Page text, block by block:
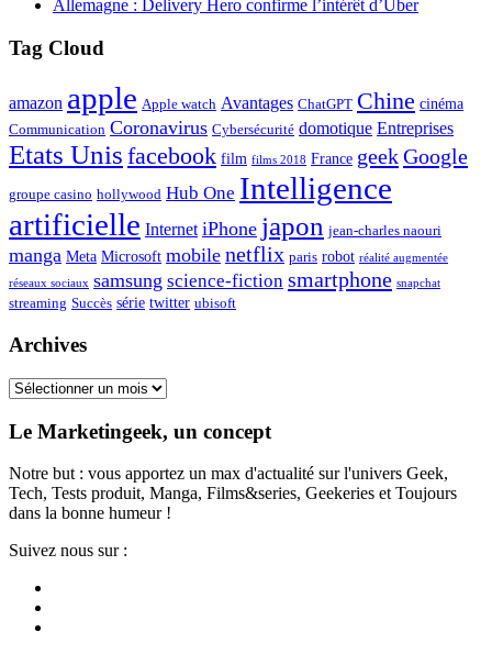
Allemagne : Delivery Hero confirme l’intérêt d’Uber
Tag Cloud
amazon apple Apple watch Avantages ChatGPT Chine cinéma
Communication Coronavirus Cybersécurité domotique Entreprises
Etats Unis facebook film films 2018 France geekGoogle
groupe casino hollywood Hub One Intelligence
artificielle Internet iPhone japon jean-charles naouri
manga Meta Microsoft mobile netflix paris robot réalité augmentée
réseaux sociaux samsung science-fiction smartphone snapchat
streaming Succès série twitter ubisoft
Archives
Archives
Le Marketingeek, un concept
Notre but : vous apportez un max d'actualité sur l'univers Geek,
Tech, Tests produit, Manga, Films&series, Geekeries et Toujours
dans la bonne humeur !
Suivez nous sur :